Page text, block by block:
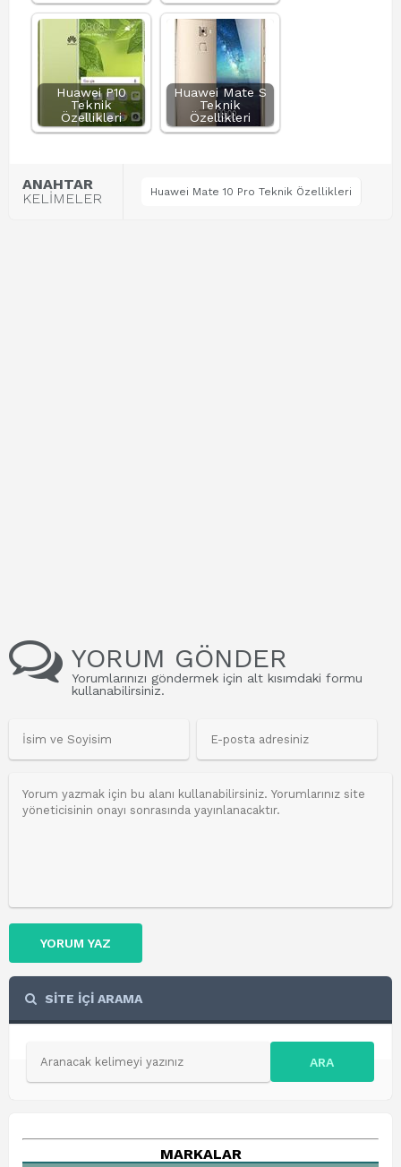
Huawei P10
Teknik
Özellikleri
Huawei Mate S
Teknik
Özellikleri
ANAHTAR
KELİMELER
Huawei Mate 10 Pro Teknik Özellikleri
YORUM GÖNDER
Yorumlarınızı göndermek için alt kısımdaki formu
kullanabilirsiniz.
YORUM YAZ
SİTE İÇİ ARAMA
ARA
MARKALAR